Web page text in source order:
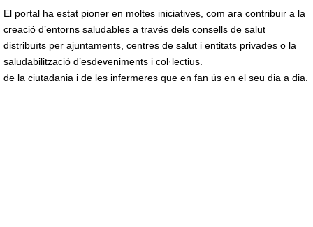
El portal ha estat pioner en moltes iniciatives, com ara contribuir a la
creació d’entorns saludables a través dels consells de salut
distribuïts per ajuntaments, centres de salut i entitats privades o la
saludabilització d’esdeveniments i col·lectius.
de la ciutadania i de les infermeres que en fan ús en el seu dia a dia.